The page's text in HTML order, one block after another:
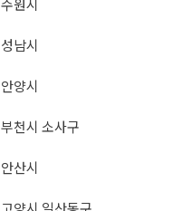
수원시
성남시
안양시
부천시 소사구
안산시